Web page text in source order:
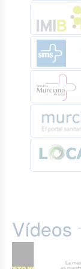
Vídeos